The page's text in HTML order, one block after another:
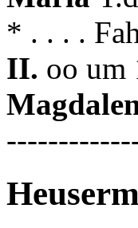
* . . . .
II. oo um